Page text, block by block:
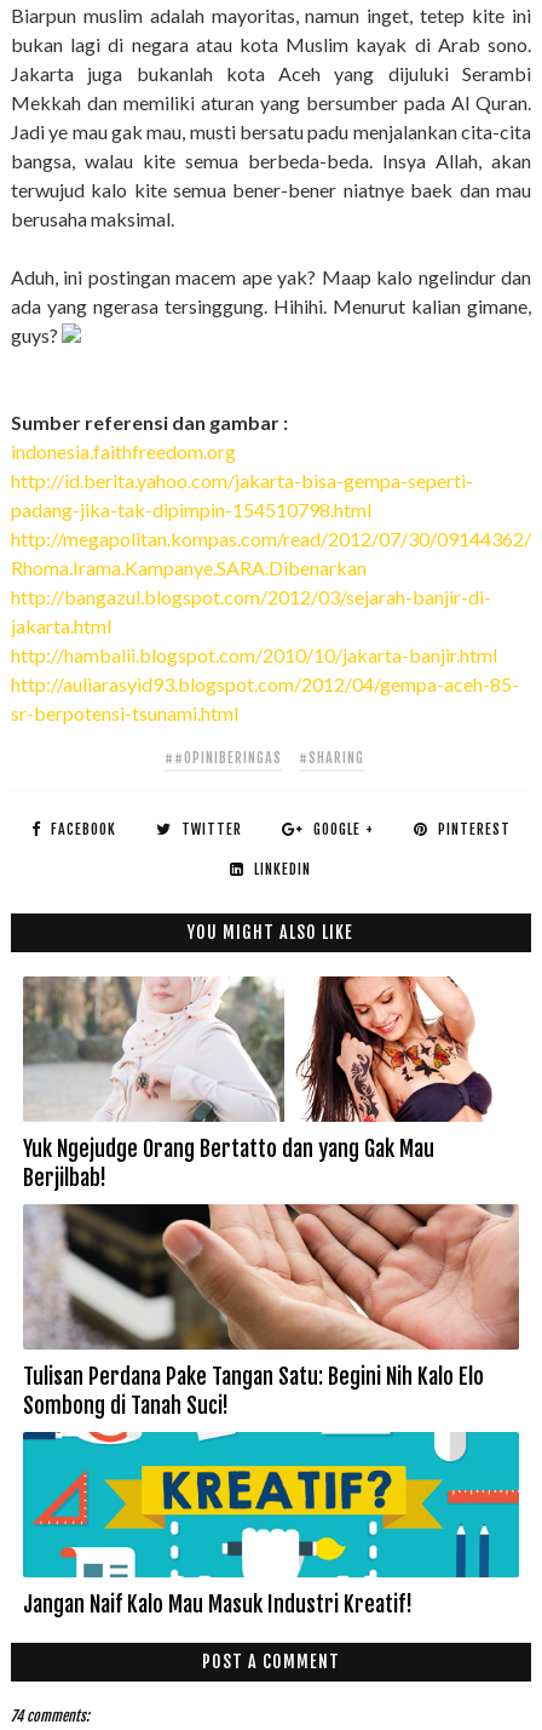
Biarpun muslim adalah mayoritas, namun inget, tetep kite ini
bukan lagi di negara atau kota Muslim kayak di Arab sono.
Jakarta juga bukanlah kota Aceh yang dijuluki Serambi
Mekkah dan memiliki aturan yang bersumber pada Al Quran.
Jadi ye mau gak mau, musti bersatu padu menjalankan cita-cita
bangsa, walau kite semua berbeda-beda. Insya Allah, akan
terwujud kalo kite semua bener-bener niatnye baek dan mau
berusaha maksimal.
Aduh, ini postingan macem ape yak? Maap kalo ngelindur dan
ada yang ngerasa tersinggung. Hihihi. Menurut kalian gimane,
guys?
Sumber referensi dan gambar :
indonesia.faithfreedom.org
http://id.berita.yahoo.com/jakarta-bisa-gempa-seperti-
padang-jika-tak-dipimpin-154510798.html
http://megapolitan.kompas.com/read/2012/07/30/09144362/
Rhoma.Irama.Kampanye.SARA.Dibenarkan
http://bangazul.blogspot.com/2012/03/sejarah-banjir-di-
jakarta.html
http://hambalii.blogspot.com/2010/10/jakarta-banjir.html
http://auliarasyid93.blogspot.com/2012/04/gempa-aceh-85-
sr-berpotensi-tsunami.html
##OPINIBERINGAS #SHARING
FACEBOOK TWITTER GOOGLE + PINTEREST
LINKEDIN
YOU MIGHT ALSO LIKE
Yuk Ngejudge Orang Bertatto dan yang Gak Mau
Berjilbab!
Tulisan Perdana Pake Tangan Satu: Begini Nih Kalo Elo
Sombong di Tanah Suci!
Jangan Naif Kalo Mau Masuk Industri Kreatif!
POST A COMMENT
74 comments: